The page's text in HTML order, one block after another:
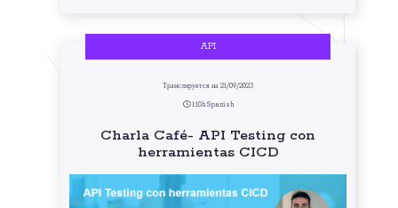
API
Транслируется на 21/09/2023
1:10h Spanish
Charla Café- API Testing con
herramientas CICD